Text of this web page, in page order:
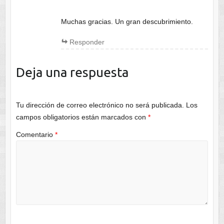
Muchas gracias. Un gran descubrimiento.
Responder
Deja una respuesta
Tu dirección de correo electrónico no será publicada.
Los
campos obligatorios están marcados con *
Comentario *